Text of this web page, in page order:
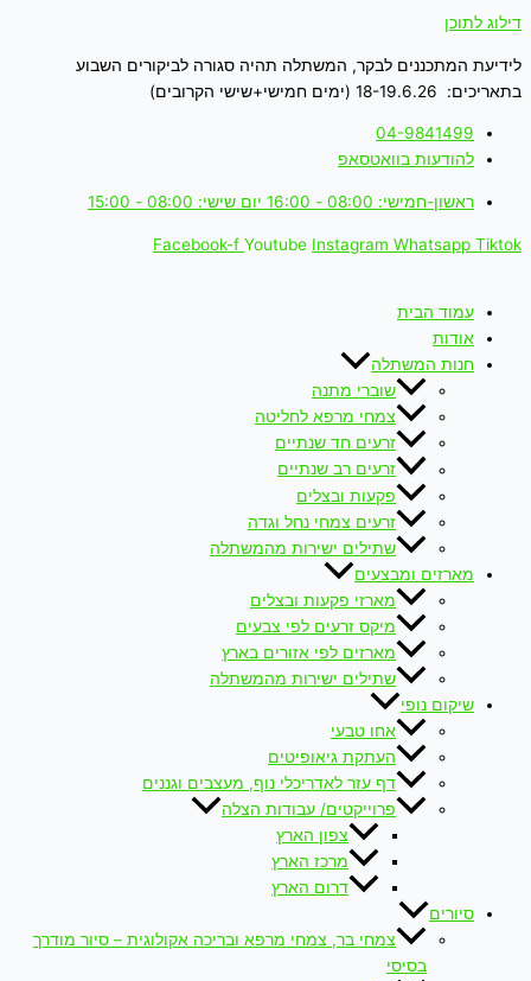
דילוג לתוכן
לידיעת המתכננים לבקר, המשתלה תהיה סגורה לביקורים השבוע
בתאריכים: 18-19.6.26 (ימים חמישי+שישי הקרובים)
04-9841499
להודעות בוואטסאפ
ראשון-חמישי: 08:00 - 16:00 יום שישי: 08:00 - 15:00
Facebook-f Youtube Instagram Whatsapp Tiktok
עמוד הבית
אודות
חנות המשתלה
שוברי מתנה
צמחי מרפא לחליטה
זרעים חד שנתיים
זרעים רב שנתיים
פקעות ובצלים
זרעים צמחי נחל וגדה
שתילים ישירות מהמשתלה
מארזים ומבצעים
מארזי פקעות ובצלים
מיקס זרעים לפי צבעים
מארזים לפי אזורים בארץ
שתילים ישירות מהמשתלה
שיקום נופי
אחו טבעי
העתקת גיאופיטים
דף עזר לאדריכלי נוף, מעצבים וגננים
פרוייקטים/ עבודות הצלה
צפון הארץ
מרכז הארץ
דרום הארץ
סיורים
צמחי בר, צמחי מרפא ובריכה אקולוגית – סיור מודרך
בסיסי